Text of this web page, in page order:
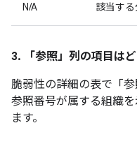
N/A 該当す
3. 「参照」 列の項目は
脆弱性の詳細の表で「参
参照番号が属する組織
ます。